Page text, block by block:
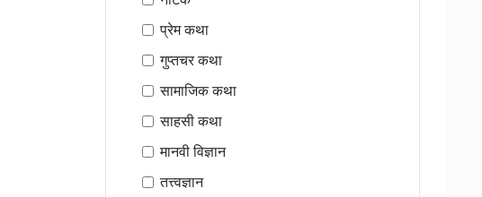
प्रेम कथा
गुप्तचर कथा
सामाजिक कथा
साहसी कथा
मानवी विज्ञान
तत्त्वज्ञान